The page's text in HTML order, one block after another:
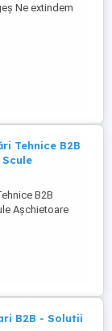
Ne extindem
un Agent
către
vânzări B2B și
Tehnice B2B
B2B
Așchietoare
importul și
și
Europa,
Tehnice pentru
B2B - Solutii